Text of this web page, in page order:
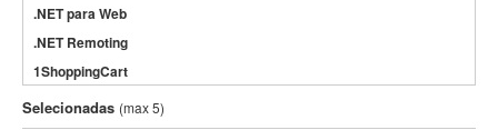
.NET para Web
.NET Remoting
1ShoppingCart
3DS Max
3GSM
Selecionadas (max 5)